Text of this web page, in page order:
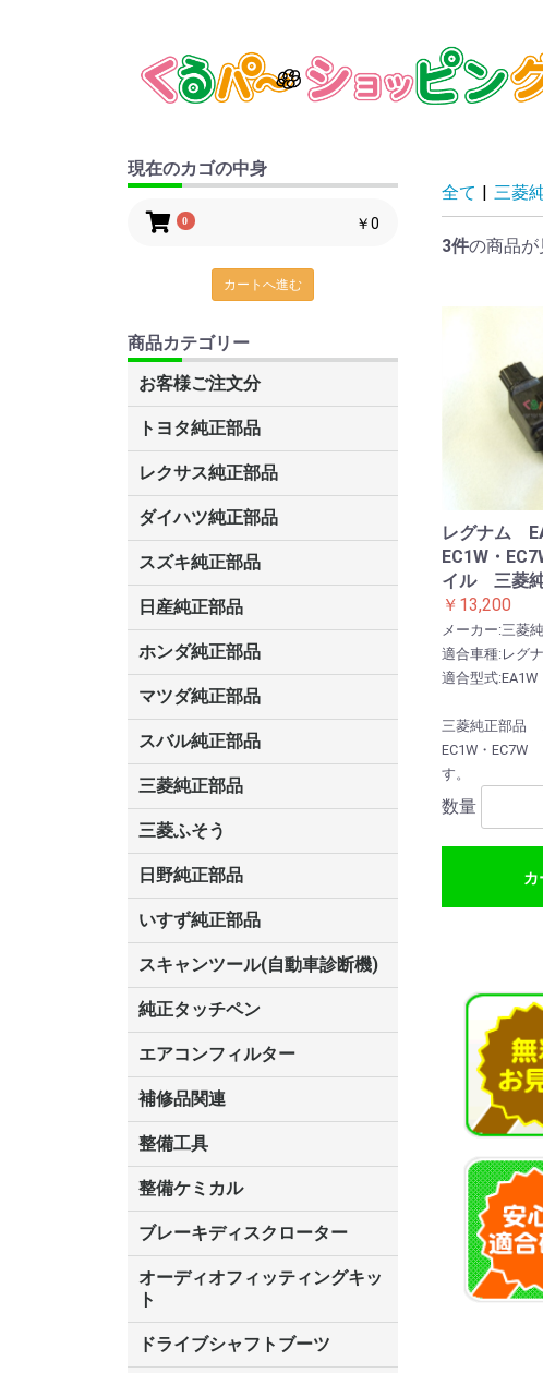
現在のカゴの中身
0 ￥0
カートへ進む
商品カテゴリー
お客様ご注文分
トヨタ純正部品
C-HR
ルーミー・タンク
プリウスα
ナディア
グランビア・グランドハイエー
レクサスCT200H
86
カローラアクシオ
アベンシス
ヴェルファイア
MR2
サクシード
ヴェロッサ
トヨエース・ダイナ
タウンエース・ライトエース
ガイア
ピクシス
キャミ
ブレイド
デュエット
スープラ
カリーナ
コロナ
スターレット
SAI
センチュリー
アイシス
マークXジオ
IQ
AQUA(アクア)
アリスト
アルテッツァ・アルテッツァジ
アルファード
アルファードHV
ist
イプサム
ヴァンガード
ウィッシュ
ヴィッツ
WiLL サイファ
WiLL Vi
WiLL VS
ウィンダム
FJクルーザー
エスティマT・L
エスティマハイブリッド
レクサスLS600H/600HL
レクサスRX270/350
レクサスLS460/460L
MR-S
オーパ
オーリス
オリジン
カムリ
カルディナ
カローラ
カローラスパシオ
カローラフィールダー
カローラランクス・アレックス
クレスタ
クイックデリバリー
クラウン
クルーガー
シエンタ
セリカ
セルシオ
チェイサー
ノア・ボクシー
ハイエース・レジアスエース
ハイラックスサーフ
パッソ
ハリアー
ハリアーHV
bB
ビスタ・ビスタアルデオ
ファンカーゴ
プラッツ
プリウス
ブレビス
プレミオ・アリオン
プログレ
プロナード
プロボックス・サクシード
ベルタ
ボルツ
ポルテ
マークX
マークⅡ
ラウム
ラクティス
RAV4J・L
ランドクルーザー
ランドクルーザープラド
ルミオン
レクサスGS460/430/350/450H
レクサスIS250・350
レジアス・ツーリングハイエー
レクサス純正部品
GS450/GS350/GS250
CT200
ダイハツ純正部品
キャスト
ウェイク
シャレード
アルティス
クー
ビーゴ
アトレー
エッセ
オプティ
コペン
ストーリア
ソニカ
タント
タントエグゼ
テリオスキッド
ネイキッド
ハイゼット
ブーン・ブーンルミナス
マックス
ミラ・ミラジーノ
ミライース
ミラココア
ムーヴ
ムーヴコンテ
ムーヴラテ
リーザ
スズキ純正部品
ジムニーノマド
エブリィ
ハスラー
スペーシア
ソリオ
スイフト
エスクード
アルト
MRワゴン
エリオ
Kei
キャリィ・エブリィ
シボレークルーズ
ジムニー
スクラム
セルボ
ツイン
パレット
フロンテ
マイティーボーイ
ラパン
ワゴンR
ワゴンRワイド・プラス・ソリ
日産純正部品
ルークス
フィガロ
リーフ
リバティ
デイズ
ブルーバード
テラノ
バネット
KIX
オッティ
シルビア
スカイライン
ローレル
フェアレディZ
ティーノ
ティーダラティオ
ラフェスタ
ADバン
アトラス
アベニール
ウィングロード
エキスパート
エクストレイル
エルグランド
キャラバン
キューブ
サニー
シーマ
ジューク
ステージア
セレナ
ティアナ
ティーダ
デュアリス
ノート
バサラ
フーガ
プリメーラ
ブルーバードシルフィー
プレジデント
プレーリーリバティ
プレサージュ
マーチ
ムラーノ
モコ
ホンダ純正部品
N-ONE
シティ
ロゴ
プレリュード
トルネオ
HR-V
レジェンド
クロスロード
MDX
インサイト
ビート
フリード
S2000
S-MX
アクティ
アコード
インテグラ
エアウェイブ
エディックス
エリシオン
エレメント
オデッセイ
オルティア
ザッツ
CR-V
シビック
ステップワゴン
ストリーム
ゼスト
Z(ゼット)
トゥディ
パートナー
バモス
フィット
モビリオ
ライフ
ライフダンク
耕運機
マツダ純正部品
プロシード
ボンゴ
アクセラ
アテンザ
タイタン
ロードスター
ベリーサ
AZワゴン
CX-5
RX-8
MPV
スクラム
スピアーノ
キャロル
デミオ
ファミリア
プレマシー
ラピュタ
スバル純正部品
R2/R1
エクシーガ
フォレスター
BRZ
レオーネ
インプレッサ
ステラ
レガシイ
トレジア
ヴィヴィオ
サンバー
プレオ
三菱純正部品
ミニキャブ
デリカ
コルト
RVR
パジェロミニ
パジェロ
パジェロイオ
アスパイア
ランサー
ディンゴ
ミニキャブミーブ
ミニキャブバン
ミニキャブトラック
コルトプラス
ekワゴン・アクティブ・スポー
ツ・クラッシィ
キャンター
ギャラン
タウンボックス
ディオン
トッポBJ
ミニカ
ミニキャブ
レグナム
三菱ふそう
ファイター
日野純正部品
いすず純正部品
ビッグホーン
ギガ
フォワード
エルフ
スキャンツール(自動車診断機)
ALTIA(アルティア)
インターサポート(G-SCAN)
TAPS Inc.(タップスアイエヌシ
ツールプラネット
デンソーソリューション
日本ベンチャー
日立オートパーツ&サービス
ヤマト自動車
Seednew(シーズニュー)
BANZAI
コードリーダー各種
オプション各種
BANZAI(バンザ
MST2000)
インターサポー
SCAN,G-SCAN2)
純正タッチペン
レクサス
トヨタ
日産
ホンダ
三菱
マツダ
スバル
ダイハツ
スズキ
エアコンフィルター
補修品関連
整備工具
KOTO
ガレージジャッキ
エアーツール
ハンドツール
車両診断機
整備ケミカル
冷却水関連
エアコン整備
ドライブジョイDJ
ブレーキディスクローター
オーディオフィッティングキッ
ト
トヨタ
日産
三菱
マツダ
ホンダ
スバル
スズキ
ダイハツ
ドライブシャフトブーツ
全て | 三菱
3件の商品が
レグナム
EC1W・
イル 三菱
￥13,200
メーカー:三菱
適合車種:レグ
適合型式:EA1W
三菱純正部品
EC1W・EC7W
す。
数量
カ